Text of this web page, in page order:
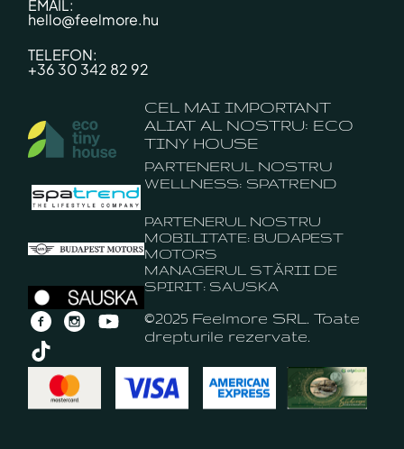
EMAIL:
hello@feelmore.hu
TELEFON:
+36 30 342 82 92
CEL MAI IMPORTANT
ALIAT AL NOSTRU: ECO
TINY HOUSE
PARTENERUL NOSTRU
WELLNESS: SPATREND
PARTENERUL NOSTRU
MOBILITATE: BUDAPEST
MOTORS
MANAGERUL STĂRII DE
SPIRIT: SAUSKA
©2025 Feelmore SRL. Toate
drepturile rezervate.